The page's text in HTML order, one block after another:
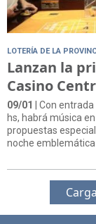
LOTERÍA DE LA
Lanzan la
Casino
09/01
| Con
hs, habrá música
propuestas
noche emblemática